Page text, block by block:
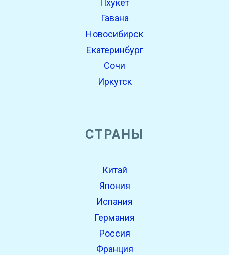
Гавана
Новосибирск
Екатеринбург
Сочи
Иркутск
СТРАНЫ
Китай
Япония
Испания
Германия
Россия
Франция